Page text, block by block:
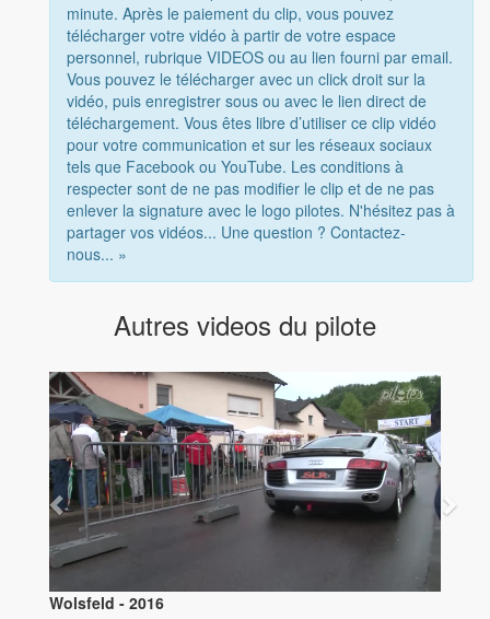
minute. Après le paiement du clip, vous pouvez
télécharger votre vidéo à partir de votre espace
personnel, rubrique VIDEOS ou au lien fourni par email.
Vous pouvez le télécharger avec un click droit sur la
vidéo, puis enregistrer sous ou avec le lien direct de
téléchargement. Vous êtes libre d’utiliser ce clip vidéo
pour votre communication et sur les réseaux sociaux
tels que Facebook ou YouTube. Les conditions à
respecter sont de ne pas modifier le clip et de ne pas
enlever la signature avec le logo pilotes. N'hésitez pas à
partager vos vidéos... Une question ? Contactez-
nous... »
Autres videos du pilote
Wolsfeld - 2016